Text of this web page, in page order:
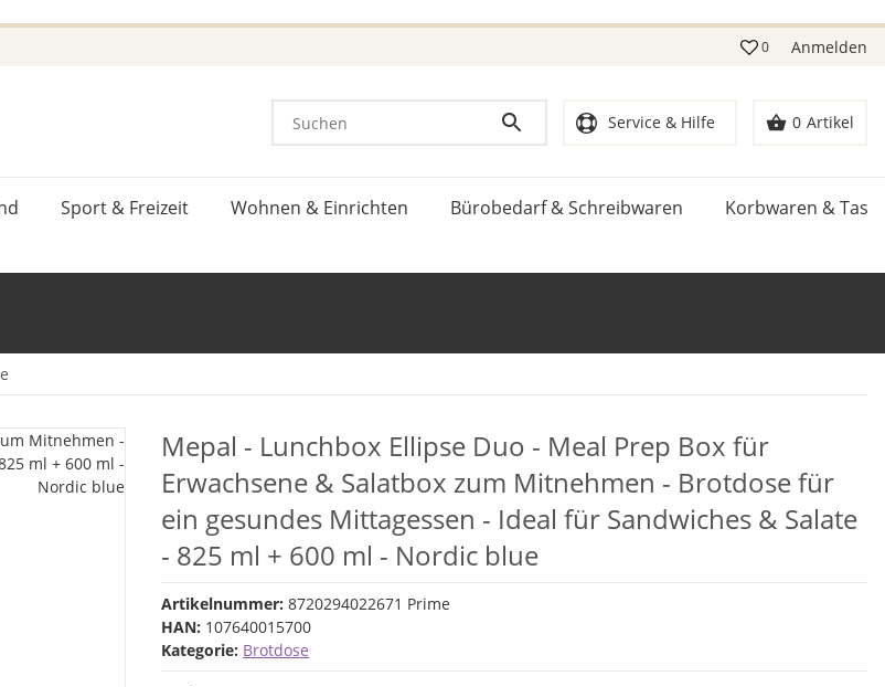
0 Anmelden
Service & Hilfe 0 Artikel
Sport & Freizeit Wohnen & Einrichten Bürobedarf & Schreibwaren Korbwaren &
Mepal - Lunchbox Ellipse Duo - Meal Prep Box für
Erwachsene & Salatbox zum Mitnehmen - Brotdose für
ein gesundes Mittagessen - Ideal für Sandwiches & Salate
- 825 ml + 600 ml - Nordic blue
Artikelnummer: 8720294022671 Prime
HAN: 107640015700
Kategorie: Brotdose